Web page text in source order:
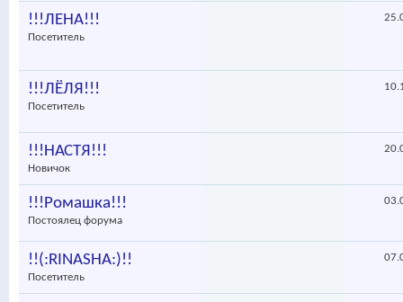
!!!ЛЕНА!!!
Посетитель
!!!ЛЁЛЯ!!!
Посетитель
!!!НАСТЯ!!!
Новичок
!!!Ромашка!!!
Постоялец форума
!!(:RINASHA:)!!
Посетитель